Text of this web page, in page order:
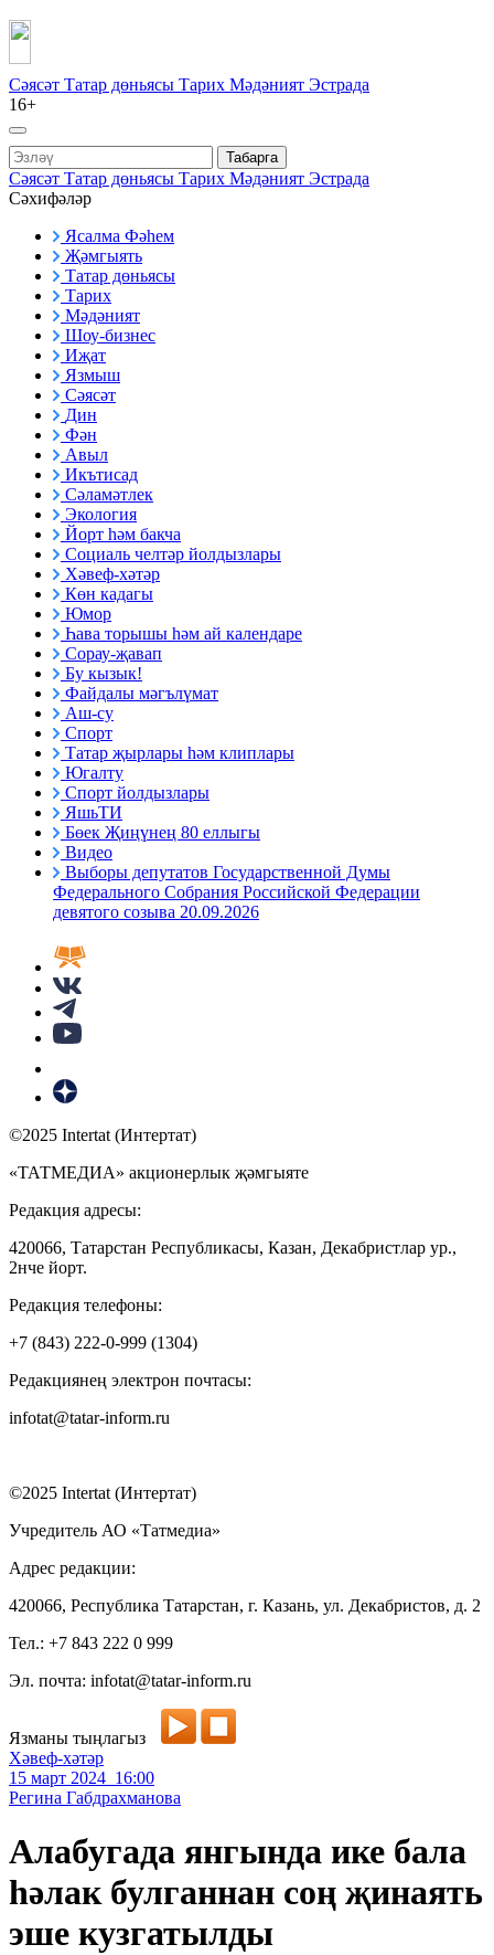
Сәясәт Татар дөньясы Тарих Мәдәният Эстрада
16+
Табарга
Сәясәт Татар дөньясы Тарих Мәдәният Эстрада
Сәхифәләр
Ясалма Фәһем
Җәмгыять
Татар дөньясы
Тарих
Мәдәният
Шоу-бизнес
Иҗат
Язмыш
Сәясәт
Дин
Фән
Авыл
Икътисад
Сәламәтлек
Экология
Йорт һәм бакча
Социаль челтәр йолдызлары
Хәвеф-хәтәр
Көн кадагы
Юмор
Һава торышы һәм ай календаре
Сорау-җавап
Бу кызык!
Файдалы мәгълүмат
Аш-су
Спорт
Татар җырлары һәм клиплары
Югалту
Спорт йолдызлары
ЯшьТИ
Бөек Җиңүнең 80 еллыгы
Видео
Выборы депутатов Государственной Думы
Федерального Собрания Российской Федерации
девятого созыва 20.09.2026
©2025 Intertat (Интертат)
«ТАТМЕДИА» акционерлык җәмгыяте
Редакция адресы:
420066, Татарстан Республикасы, Казан, Декабристлар ур.,
2нче йорт.
Редакция телефоны:
+7 (843) 222-0-999 (1304)
Редакциянең электрон почтасы:
infotat@tatar-inform.ru
©2025 Intertat (Интертат)
Учредитель АО «Татмедиа»
Адрес редакции:
420066, Республика Татарстан, г. Казань, ул. Декабристов, д. 2
Тел.: +7 843 222 0 999
Эл. почта: infotat@tatar-inform.ru
Язманы тыңлагыз
Хәвеф-хәтәр
15 март 2024 16:00
Регина Габдрахманова
Алабугада янгында ике бала
һәлак булганнан соң җинаять
эше кузгатылды